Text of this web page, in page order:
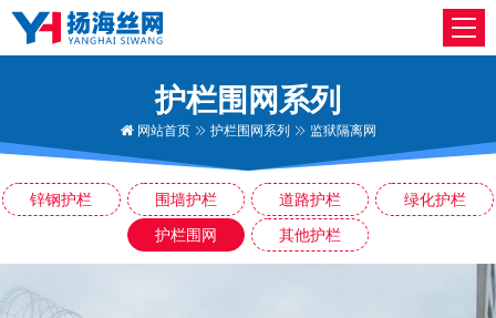
护栏围网系列
网站首页 护栏围网系列 监狱隔离网
锌钢护栏 围墙护栏 道路护栏
绿化护栏
护栏围网
其他护栏